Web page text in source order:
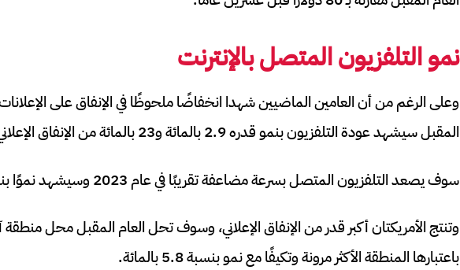
نمو التلفزيون المتصل بالإنترنت
وعلى الرغم من أن العامين الماضيين شهدا انخفاضًا ملحوظًا في الإنفاق على الإعلانات
المقبل سيشهد عودة التلفزيون بنمو قدره 2.9 بالمائة و23 بالمائة من الإنفاق الإعلاني السنوي.
سوف يصعد التلفزيون المتصل بسرعة مضاعفة تقريبًا في عام 2023 وسيشهد نموًا بنسبة 30.8 بالمائة.
وتنتج الأمريكتان أكبر قدر من الإنفاق الإعلاني، وسوف تحل العام المقبل محل
باعتبارها المنطقة الأكثر مرونة وتكيفًا مع نمو بنسبة 5.8 بالمائة.